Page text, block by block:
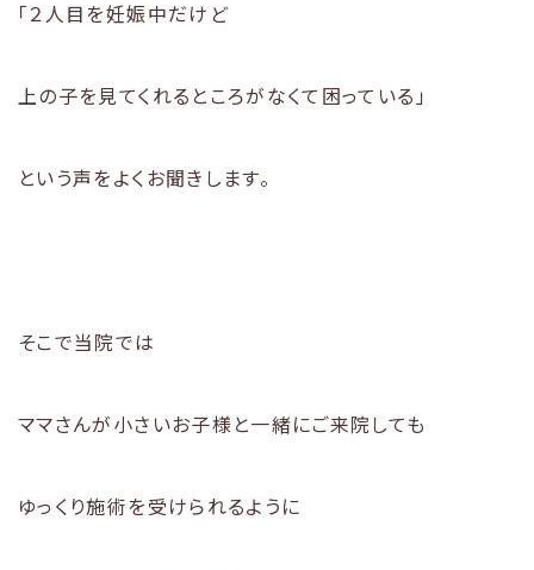
「２人目を妊娠中だけど
上の子を見てくれるところがなくて困っている」
という声をよくお聞きします。
そこで当院では
ママさんが小さいお子様と一緒にご来院しても
ゆっくり施術を受けられるように